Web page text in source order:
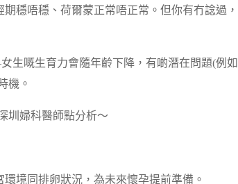
穩唔穩、荷爾蒙正常唔正常。但你有冇諗過
嘅生育力會隨年齡下降，有啲潛在問題(例如
機。
圳婦科醫師點分析～
境同排卵狀況，為未來懷孕提前準備。